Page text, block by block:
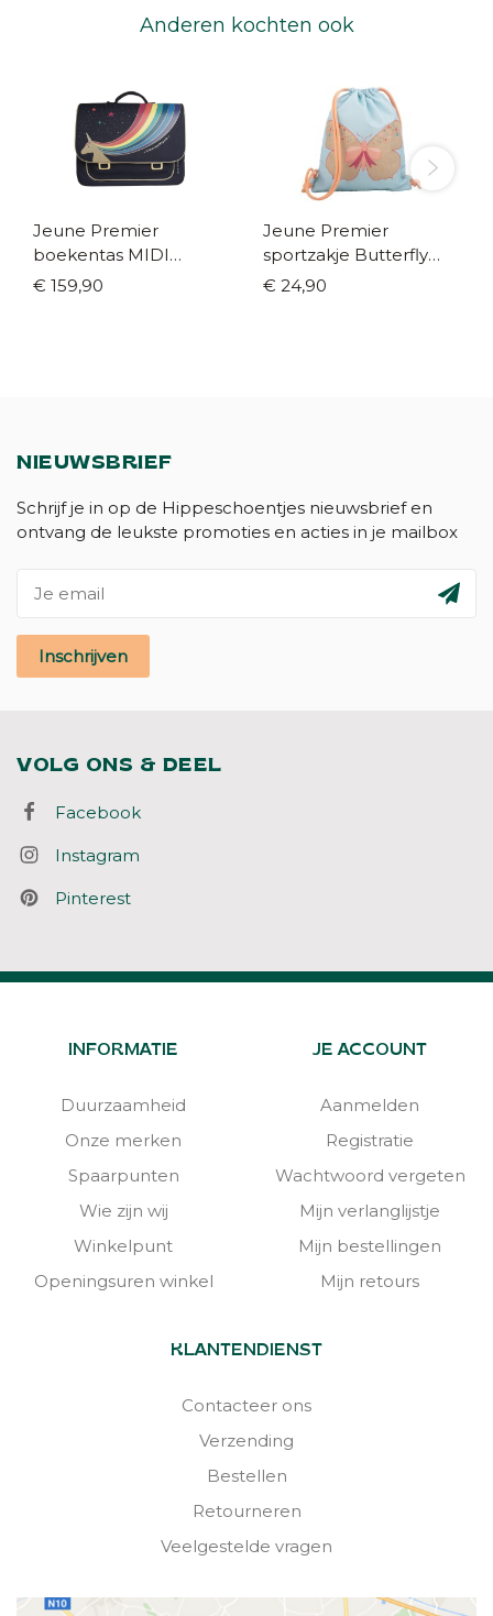
Anderen kochten ook
Jeune Premier
boekentas MIDI
Unicorn gold
€ 159,90
Jeune Premier
sportzakje Butterfly
gold
€ 24,90
NIEUWSBRIEF
Schrijf je in op de Hippeschoentjes nieuwsbrief en
ontvang de leukste promoties en acties in je mailbox
Inschrijven
VOLG ONS & DEEL
Facebook
Instagram
Pinterest
INFORMATIE
Duurzaamheid
Onze merken
Spaarpunten
Wie zijn wij
Winkelpunt
Openingsuren winkel
JE ACCOUNT
Aanmelden
Registratie
Wachtwoord vergeten
Mijn verlanglijstje
Mijn bestellingen
Mijn retours
KLANTENDIENST
Contacteer ons
Verzending
Bestellen
Retourneren
Veelgestelde vragen